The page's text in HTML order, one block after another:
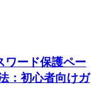
ワード保護ペー
：初心者向けガ